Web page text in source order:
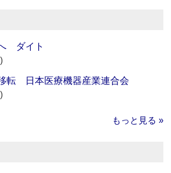
ダイト
転 日本医療機器産業連合会
もっと見る »